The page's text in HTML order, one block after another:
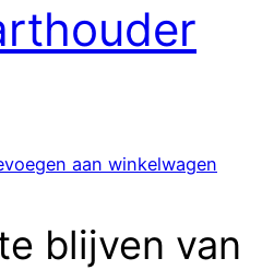
aan winkelwagen
blijven van